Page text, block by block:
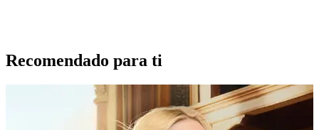
Recomendado para ti